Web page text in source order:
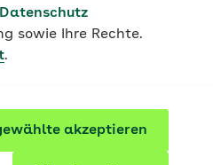
Datenschutz
sowie Ihre Rechte.
.
akzeptieren
werden. Die